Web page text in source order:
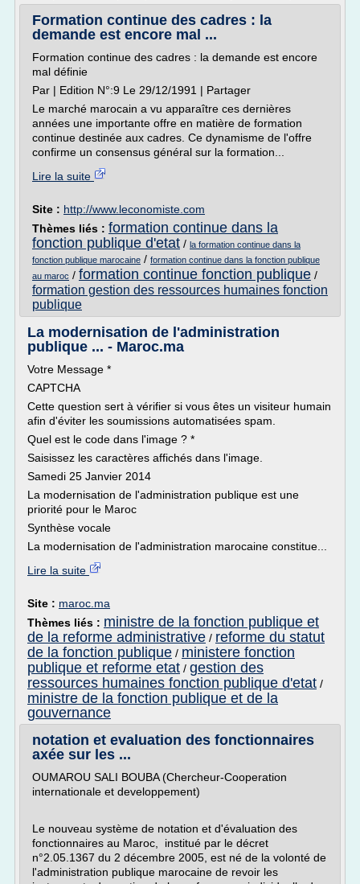
Formation continue des cadres : la
demande est encore mal ...
Formation continue des cadres : la demande est encore
mal définie
Par | Edition N°:9 Le 29/12/1991 | Partager
Le marché marocain a vu apparaître ces dernières
années une importante offre en matière de formation
continue destinée aux cadres. Ce dynamisme de l'offre
confirme un consensus général sur la formation...
Lire la suite
Site : http://www.leconomiste.com
Thèmes liés : formation continue dans la
fonction publique d'etat / la formation continue dans la
fonction publique marocaine / formation continue dans la fonction publique
au maroc / formation continue fonction publique /
formation gestion des ressources humaines fonction
publique
La modernisation de l'administration
publique ... - Maroc.ma
Votre Message *
CAPTCHA
Cette question sert à vérifier si vous êtes un visiteur humain
afin d'éviter les soumissions automatisées spam.
Quel est le code dans l'image ? *
Saisissez les caractères affichés dans l'image.
Samedi 25 Janvier 2014
La modernisation de l'administration publique est une
priorité pour le Maroc
Synthèse vocale
La modernisation de l'administration marocaine constitue...
Lire la suite
Site : maroc.ma
Thèmes liés : ministre de la fonction publique et
de la reforme administrative / reforme du statut
de la fonction publique / ministere fonction
publique et reforme etat / gestion des
ressources humaines fonction publique d'etat /
ministre de la fonction publique et de la
gouvernance
notation et evaluation des fonctionnaires
axée sur les ...
OUMAROU SALI BOUBA (Chercheur-Cooperation
internationale et developpement)
Le nouveau système de notation et d'évaluation des
fonctionnaires au Maroc, institué par le décret
n°2.05.1367 du 2 décembre 2005, est né de la volonté de
l'administration publique marocaine de revoir les